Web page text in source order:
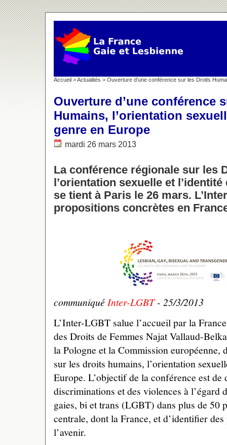
Accueil >Actualités > Ouverture d’une conférence sur les Droits
Ouverture d’une conférence
Humains, l’orientation
genre en Europe
mardi 26 mars 2013
La conférence régionale sur les
l’orientation sexuelle et
se tient à Paris le 26 mars.
propositions concrètes en
communiqué Inter-LGBT- 25/3/2013
L’Inter-LGBT salue l’accueil par la
des Droits de Femmes Najat Vallaud-
la Pologne et la Commission européenne,
sur les droits humains, l’orientation
Europe. L’objectif de la conférence est de
discriminations et des violences à l’égard
gaies, bi et trans (LGBT) dans plus de 50
centrale, dont la France, et d’identifier
l’avenir.